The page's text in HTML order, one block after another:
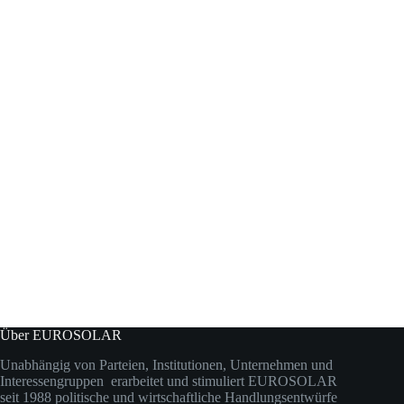
Über EUROSOLAR
Unabhängig von Parteien, Institutionen, Unternehmen und
Interessengruppen erarbeitet und stimuliert EUROSOLAR
seit 1988 politische und wirtschaftliche Handlungsentwürfe